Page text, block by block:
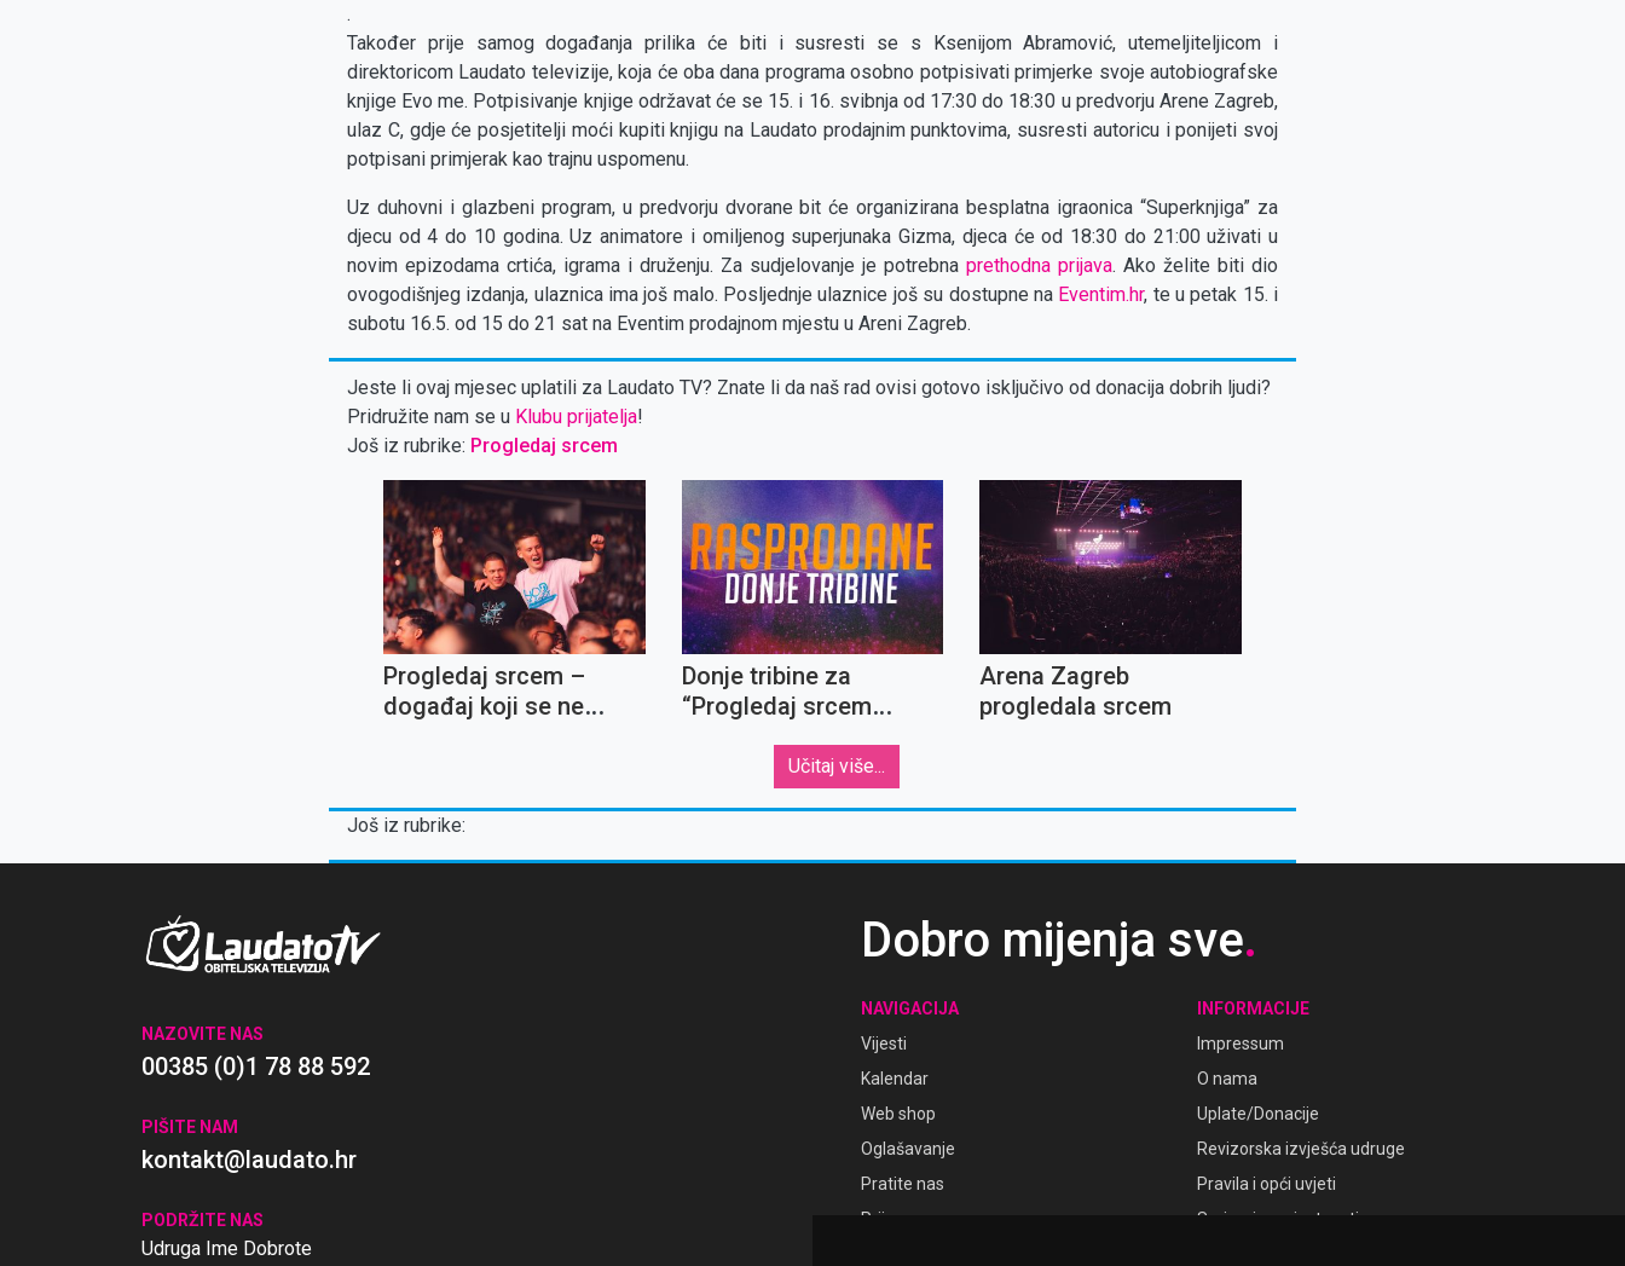
.
Također prije samog događanja prilika će biti i susresti se s Ksenijom Abramović, utemeljiteljicom i
direktoricom Laudato televizije, koja će oba dana programa osobno potpisivati primjerke svoje autobiografske
knjige Evo me. Potpisivanje knjige održavat će se 15. i 16. svibnja od 17:30 do 18:30 u predvorju Arene Zagreb,
ulaz C, gdje će posjetitelji moći kupiti knjigu na Laudato prodajnim punktovima, susresti autoricu i ponijeti svoj
potpisani primjerak kao trajnu uspomenu.
Uz duhovni i glazbeni program, u predvorju dvorane bit će organizirana besplatna igraonica “Superknjiga” za
djecu od 4 do 10 godina. Uz animatore i omiljenog superjunaka Gizma, djeca će od 18:30 do 21:00 uživati u
novim epizodama crtića, igrama i druženju. Za sudjelovanje je potrebna prethodna prijava. Ako želite biti dio
ovogodišnjeg izdanja, ulaznica ima još malo. Posljednje ulaznice još su dostupne na Eventim.hr, te u petak 15. i
subotu 16.5. od 15 do 21 sat na Eventim prodajnom mjestu u Areni Zagreb.
Jeste li ovaj mjesec uplatili za Laudato TV? Znate li da naš rad ovisi gotovo isključivo od donacija dobrih ljudi?
Pridružite nam se u Klubu prijatelja!
Još iz rubrike: Progledaj srcem
Progledaj srcem –
događaj koji se ne
Donje tribine za
“Progledaj srcem
rekordnom roku -
otvorene gornje tribine
Arena Zagreb
progledala srcem
Učitaj više...
Još iz rubrike:
NAZOVITE NAS
00385 (0)1 78 88 592
PIŠITE NAM
kontakt@laudato.hr
PODRŽITE NAS
Udruga Ime Dobrote
Dobro mijenja sve.
NAVIGACIJA
Vijesti
Kalendar
Web shop
Oglašavanje
Pratite nas
Prijava
INFORMACIJE
Impressum
O nama
Uplate/Donacije
Revizorska izvješća udruge
Pravila i opći uvjeti
Smjernice privatnosti